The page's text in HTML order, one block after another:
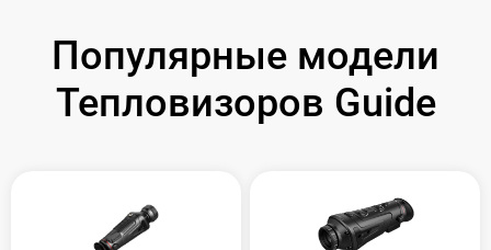
Популярные модели
Тепловизоров Guide